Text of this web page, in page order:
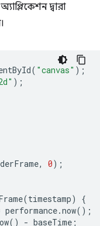
দ্বারা
( "canvas" );
);
, 0);
(timestamp)
{
performance.now();
() - baseTime ;